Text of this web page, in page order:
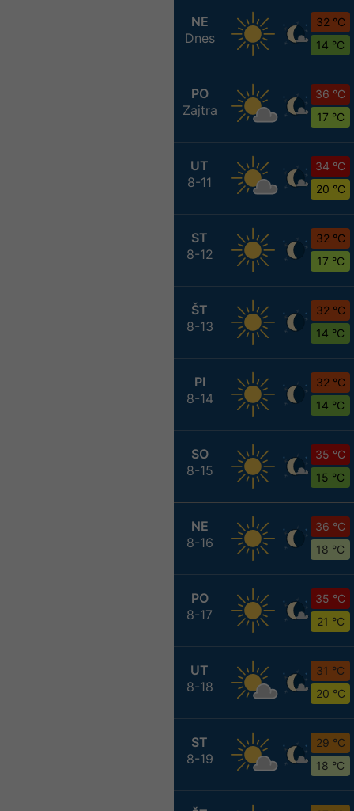
NE
Dnes
32 °C
14 °C
PO
Zajtra
36 °C
17 °C
UT
8-11
34 °C
20 °C
ST
8-12
32 °C
17 °C
ŠT
8-13
32 °C
14 °C
PI
8-14
32 °C
14 °C
SO
8-15
35 °C
15 °C
NE
8-16
36 °C
18 °C
PO
8-17
35 °C
21 °C
UT
8-18
31 °C
20 °C
ST
8-19
29 °C
18 °C